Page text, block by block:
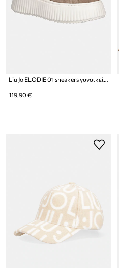
Liu Jo ELODIE 01 sneakers γυναικεία σουέτ
119,90 €